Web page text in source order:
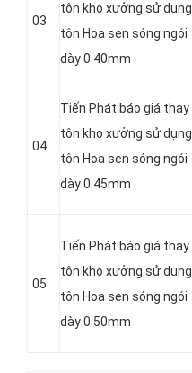
03
tôn kho xưởng sử dụng
tôn Hoa sen sóng ngói
dày 0.40mm
04
Tiến Phát báo giá thay
tôn kho xưởng sử dụng
tôn Hoa sen sóng ngói
dày 0.45mm
05
Tiến Phát báo giá thay
tôn kho xưởng sử dụng
tôn Hoa sen sóng ngói
dày 0.50mm